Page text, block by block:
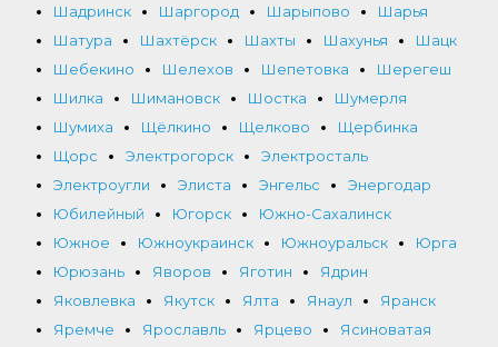
Шадринск
Шаргород Шарыпово
Шарья
Шатура
Шахтёрск Шахты Шахунья
Шацк
Шебекино
Шелехов Шепетовка
Шерегеш
Шилка
Шимановск Шостка
Шумерля
Шумиха
Щёлкино Щелково
Щербинка
Щорс
Электрогорск
Электросталь
Электроугли
Элиста Энгельс
Энергодар
Юбилейный
Югорск
Южно-Сахалинск
Южное
Южноукраинск Южноуральск
Юрга
Юрюзань
Яворов Яготин
Ядрин
Яковлевка
Якутск Ялта Янаул
Яранск
Яремче
Ярославль Ярцево
Ясиноватая